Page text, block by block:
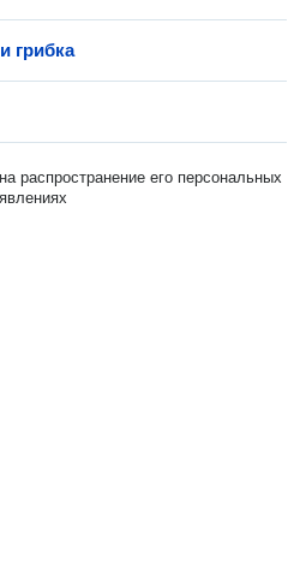
грибка
распространение его персональных